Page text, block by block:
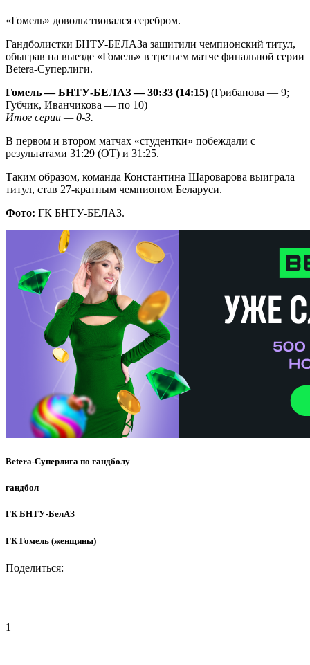
«Гомель» довольствовался серебром.
Гандболистки БНТУ-БЕЛАЗа защитили чемпионский титул,
обыграв на выезде «Гомель» в третьем матче финальной серии
Betera-Суперлиги.
Гомель — БНТУ-БЕЛАЗ — 30:33 (14:15) (Грибанова — 9;
Губчик, Иванчикова — по 10)
Итог серии — 0-3.
В первом и втором матчах «студентки» побеждали с
результатами 31:29 (ОТ) и 31:25.
Таким образом, команда Константина Шароварова выиграла
титул, став 27-кратным чемпионом Беларуси.
Фото: ГК БНТУ-БЕЛАЗ.
Betera-Суперлига по гандболу
гандбол
ГК БНТУ-БелАЗ
ГК Гомель (женщины)
Поделиться:
1